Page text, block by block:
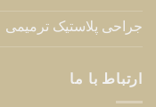
جراحی پلاستیک ترمیمی
ارتباط با ما